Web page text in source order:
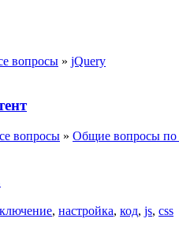
вопросы » jQuery
вопросы » Общие вопросы по
, настройка, код, js, css